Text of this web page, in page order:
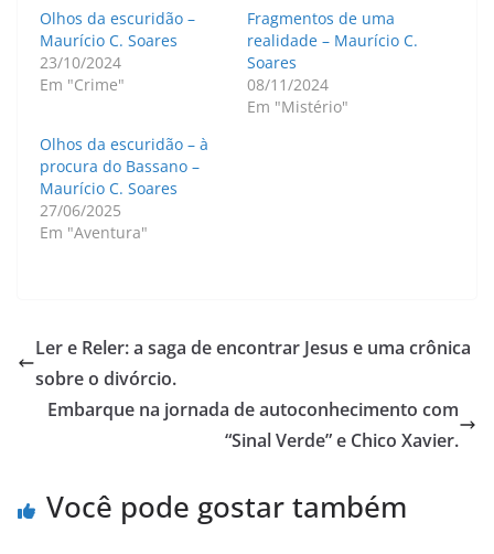
Olhos da escuridão –
Maurício C. Soares
23/10/2024
Em "Crime"
Fragmentos de uma
realidade – Maurício C.
Soares
08/11/2024
Em "Mistério"
Olhos da escuridão – à
procura do Bassano –
Maurício C. Soares
27/06/2025
Em "Aventura"
Ler e Reler: a saga de encontrar Jesus e uma crônica
sobre o divórcio.
Embarque na jornada de autoconhecimento com
“Sinal Verde” e Chico Xavier.
Você pode gostar também